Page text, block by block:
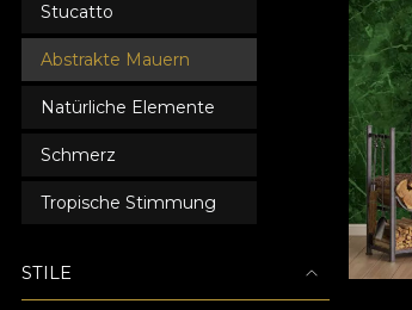
Stucatto
Abstrakte Mauern
Natürliche Elemente
Schmerz
Tropische Stimmung
STILE